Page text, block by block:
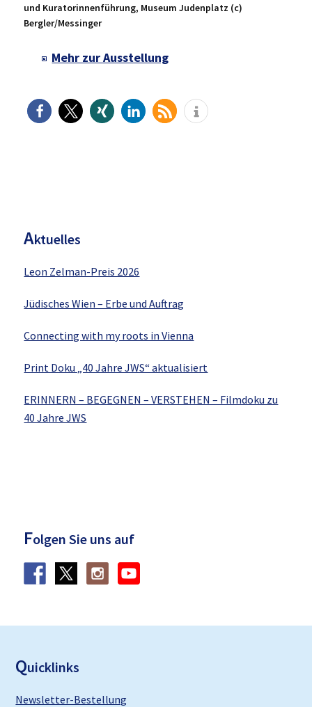
und Kuratorinnenführung, Museum Judenplatz (c)
Bergler/Messinger
Mehr zur Ausstellung
Aktuelles
Leon Zelman-Preis 2026
Jüdisches Wien – Erbe und Auftrag
Connecting with my roots in Vienna
Print Doku „40 Jahre JWS“ aktualisiert
ERINNERN – BEGEGNEN – VERSTEHEN – Filmdoku zu
40 Jahre JWS
Folgen Sie uns auf
Quicklinks
Newsletter-Bestellung